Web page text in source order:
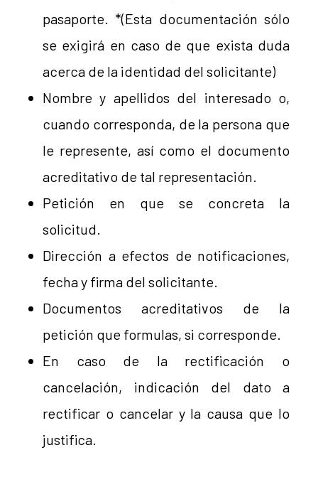
pasaporte. *(Esta documentación sólo
se exigirá en caso de que exista duda
acerca de la identidad del solicitante)
Nombre y apellidos del interesado o,
cuando corresponda, de la persona que
le represente, así como el documento
acreditativo de tal representación.
Petición en que se concreta la
solicitud.
Dirección a efectos de notificaciones,
fecha y firma del solicitante.
Documentos acreditativos de la
petición que formulas, si corresponde.
En caso de la rectificación o
cancelación, indicación del dato a
rectificar o cancelar y la causa que lo
justifica.